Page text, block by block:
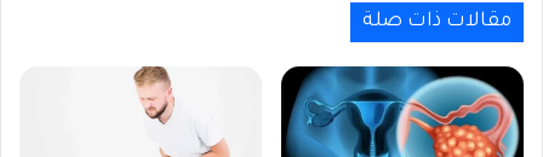
مقالات ذات صلة